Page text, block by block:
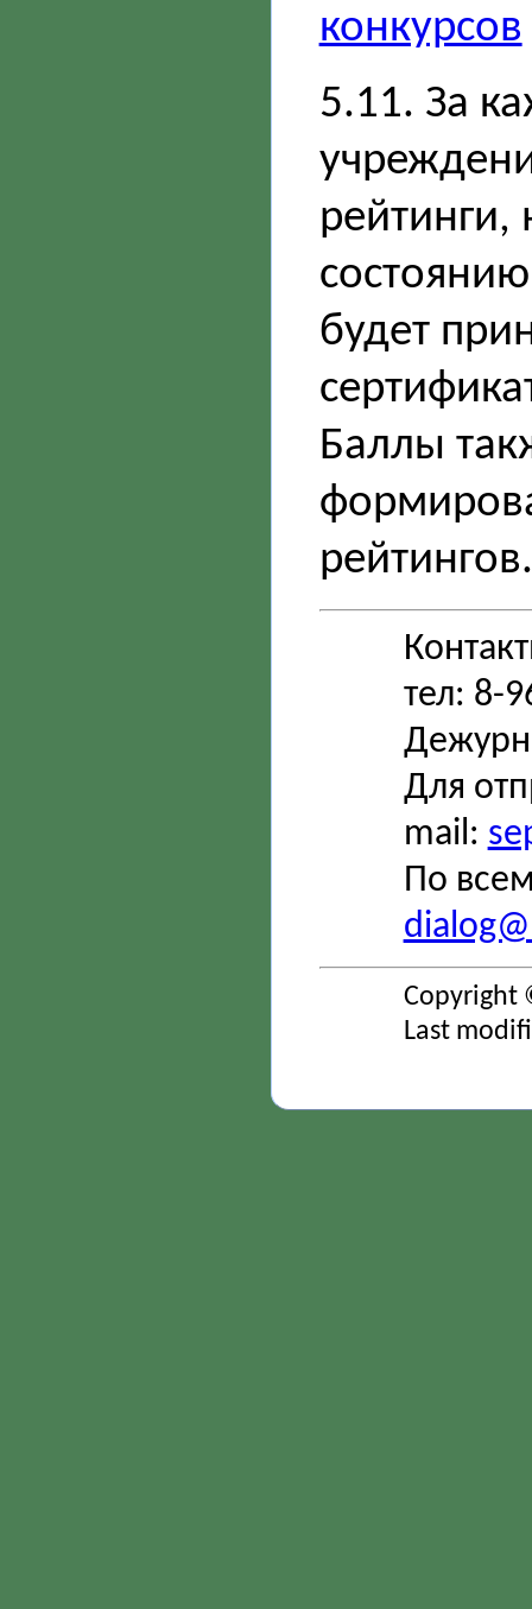
конкурсов
5.11. За
рейтинги,
будет
Баллы
рейтингов.
тел: 8-
Для
mail:
По
Copyright
Last